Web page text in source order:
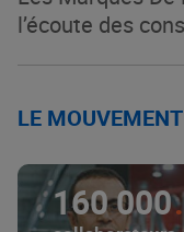
l’écoute des
LE
160 000